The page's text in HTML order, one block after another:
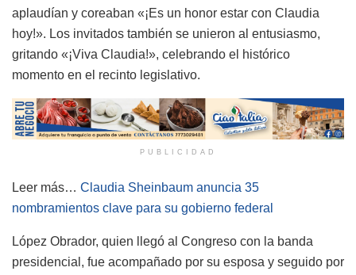
aplaudían y coreaban «¡Es un honor estar con Claudia
hoy!». Los invitados también se unieron al entusiasmo,
gritando «¡Viva Claudia!», celebrando el histórico
momento en el recinto legislativo.
PUBLICIDAD
Leer más… Claudia Sheinbaum anuncia 35
nombramientos clave para su gobierno federal
López Obrador, quien llegó al Congreso con la banda
presidencial, fue acompañado por su esposa y seguido por